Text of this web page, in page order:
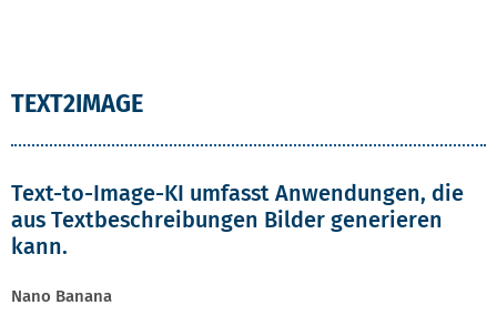
TEXT2IMAGE
Text-to-Image-KI umfasst Anwendungen, die
aus Textbeschreibungen Bilder generieren
kann.
Nano Banana